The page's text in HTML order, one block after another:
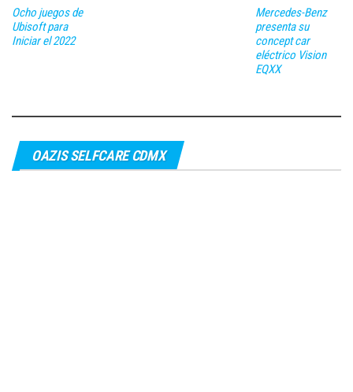
Ocho juegos de
Ubisoft para
Iniciar el 2022
Mercedes-Benz
presenta su
concept car
eléctrico Vision
EQXX
OAZIS SELFCARE CDMX